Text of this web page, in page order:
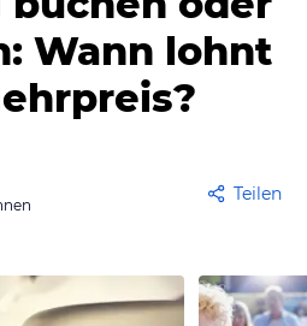
Wann lohnt
Teilen